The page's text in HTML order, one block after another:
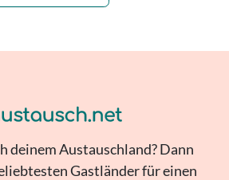
deinem Austauschland? Dann
Gastländer für einen